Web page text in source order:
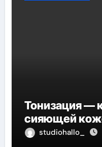
Тонизация —
сияющей
studiohallo_